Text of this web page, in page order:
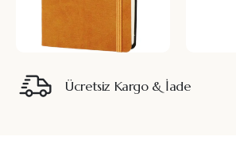
Ücretsiz Kargo & İade